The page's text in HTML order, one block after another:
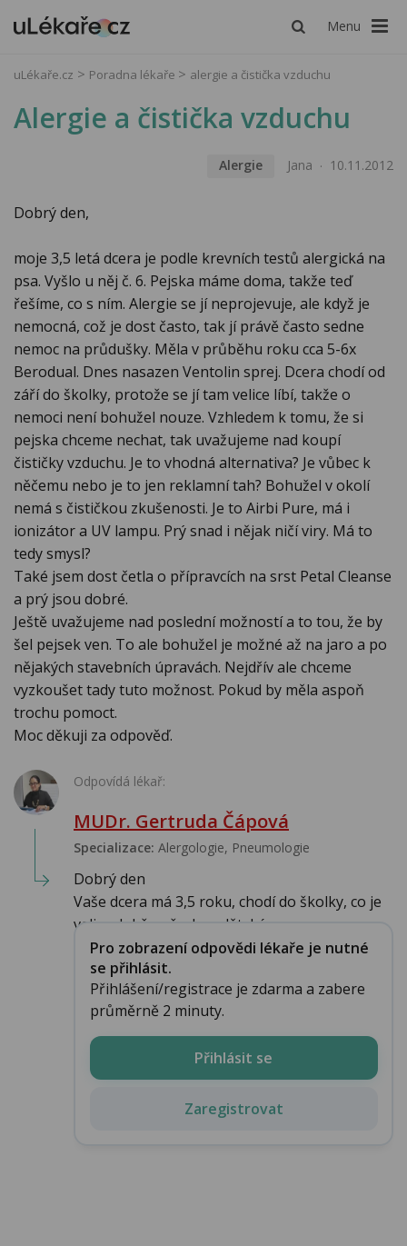
Menu
uLékaře.cz Poradna lékaře alergie a čistička vzduchu
Alergie a čistička vzduchu
Alergie Jana 10.11.2012
Dobrý den,
moje 3,5 letá dcera je podle krevních testů alergická na
psa. Vyšlo u něj č. 6. Pejska máme doma, takže teď
řešíme, co s ním. Alergie se jí neprojevuje, ale když je
nemocná, což je dost často, tak jí právě často sedne
nemoc na průdušky. Měla v průběhu roku cca 5-6x
Berodual. Dnes nasazen Ventolin sprej. Dcera chodí od
září do školky, protože se jí tam velice líbí, takže o
nemoci není bohužel nouze. Vzhledem k tomu, že si
pejska chceme nechat, tak uvažujeme nad koupí
čističky vzduchu. Je to vhodná alternativa? Je vůbec k
něčemu nebo je to jen reklamní tah? Bohužel v okolí
nemá s čističkou zkušenosti. Je to Airbi Pure, má i
ionizátor a UV lampu. Prý snad i nějak ničí viry. Má to
tedy smysl?
Také jsem dost četla o přípravcích na srst Petal Cleanse
a prý jsou dobré.
Ještě uvažujeme nad poslední možností a to tou, že by
šel pejsek ven. To ale bohužel je možné až na jaro a po
nějakých stavebních úpravách. Nejdřív ale chceme
vyzkoušet tady tuto možnost. Pokud by měla aspoň
trochu pomoct.
Moc děkuji za odpověď.
Odpovídá lékař:
MUDr. Gertruda Čápová
Specializace: Alergologie‎, Pneumologie‎
Dobrý den
Vaše dcera má 3,5 roku, chodí do školky, co je
velice dobře, všechny dětské nemo...
Pro zobrazení odpovědi lékaře je nutné
se přihlásit.
Přihlášení/registrace je zdarma a zabere
průměrně 2 minuty.
Přihlásit se
Zaregistrovat